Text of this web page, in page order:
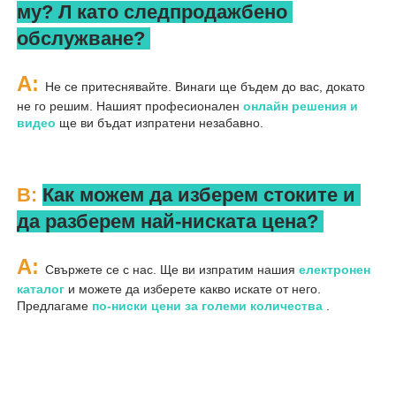
му? Л като следпродажбено
обслужване?
A:
Не се притеснявайте. Винаги ще бъдем до вас, докато
не го решим. Нашият професионален онлайн решения и
видео ще ви бъдат изпратени незабавно.
В: Как можем да изберем стоките и
да разберем най-ниската цена?
A: Свържете се с нас. Ще ви изпратим нашия електронен
каталог и можете да изберете какво искате от него.
Предлагаме по-ниски цени за големи количества .